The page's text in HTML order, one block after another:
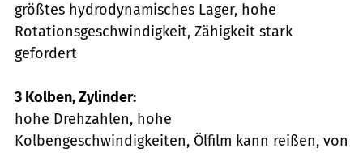
größtes hydrodynamisches Lager, hohe
Rotationsgeschwindigkeit, Zähigkeit stark
gefordert
3 Kolben, Zylinder:
hohe Drehzahlen, hohe
Kolbengeschwindigkeiten, Ölfilm kann reißen, von